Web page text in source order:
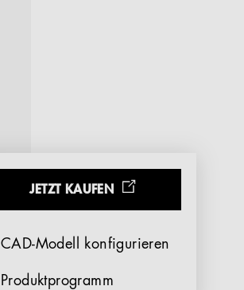
JETZT KAUFEN
CAD-Modell konfigurieren
Produktprogramm